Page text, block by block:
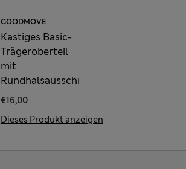
GOODMOVE
Kastiges Basic-
Trägeroberteil
mit
Rundhalsausschnitt
€16,00
Dieses Produkt anzeigen